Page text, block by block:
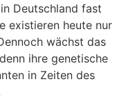
Deutschland fast
existieren heute nur
wächst das
ihre genetische
in Zeiten des